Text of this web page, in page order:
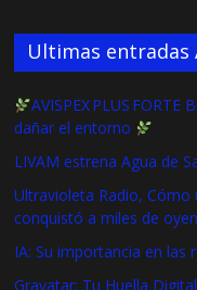
Ultimas entradas
AVISPEX PLUS
dañar el entorno
LIVAM estrena Agua de
Ultravioleta Radio,
conquistó a miles de
IA: Su importancia en las
Gravatar: Tu Huella